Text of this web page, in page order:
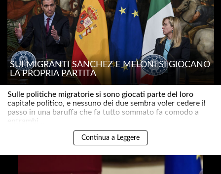
SUI MIGRANTI SÁNCHEZ E MELONI SI GIOCANO
LA PROPRIA PARTITA
Sulle politiche migratorie si sono giocati parte del loro
capitale politico, e nessuno dei due sembra voler cedere il
passo in una baruffa che fa tutto sommato fa comodo a
entrambi ..
Continua a Leggere